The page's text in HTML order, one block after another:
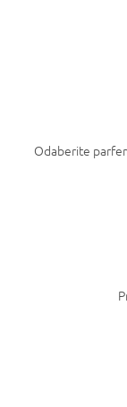
Odaberite